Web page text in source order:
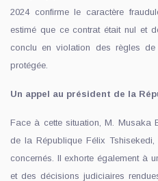
2024 confirme le caractère
estimé que ce contrat était nul et
conclu en violation des règles
protégée.
Un appel au président de la
Face à cette situation, M. Musaka
de la République Félix
concernés. Il exhorte également à
et des décisions judiciaires